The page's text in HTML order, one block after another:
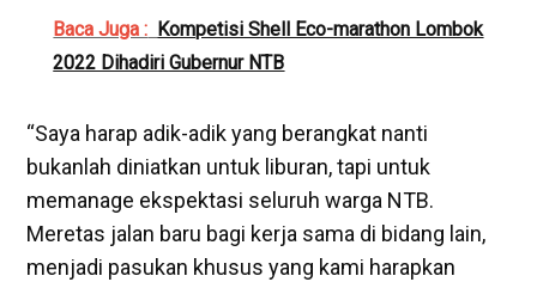
Baca Juga : Kompetisi Shell Eco-marathon Lombok
2022 Dihadiri Gubernur NTB
“Saya harap adik-adik yang berangkat nanti
bukanlah diniatkan untuk liburan, tapi untuk
memanage ekspektasi seluruh warga NTB.
Meretas jalan baru bagi kerja sama di bidang lain,
menjadi pasukan khusus yang kami harapkan